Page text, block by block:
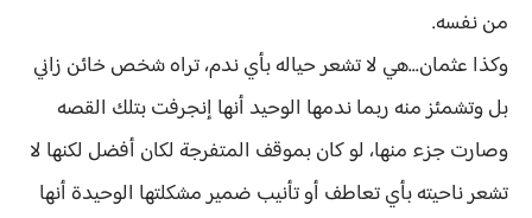
من نفسه.
وكذا عثمان...هي لا تشعر حياله بأي ندم، تراه شخص خائن زاني
بل وتشمئز منه ربما ندمها الوحيد أنها إنجرفت بتلك القصه
وصارت جزء منها، لو كان بموقف المتفرجة لكان أفضل لكنها لا
تشعر ناحيته بأي تعاطف أو تأنيب ضمير مشكلتها الوحيدة أنها